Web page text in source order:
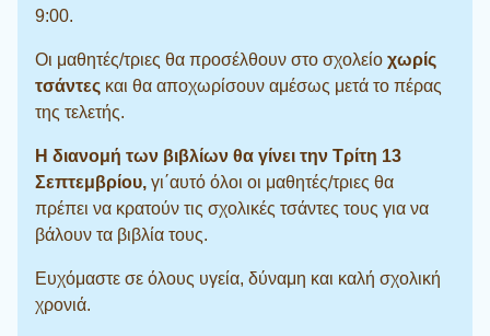
9:00.
Οι μαθητές/τριες θα προσέλθουν στο σχολείο χωρίς
τσάντες και θα αποχωρίσουν αμέσως μετά το πέρας
της τελετής.
Η διανομή των βιβλίων θα γίνει την Τρίτη 13
Σεπτεμβρίου, γι΄αυτό όλοι οι μαθητές/τριες θα
πρέπει να κρατούν τις σχολικές τσάντες τους για να
βάλουν τα βιβλία τους.
Ευχόμαστε σε όλους υγεία, δύναμη και καλή σχολική
χρονιά.